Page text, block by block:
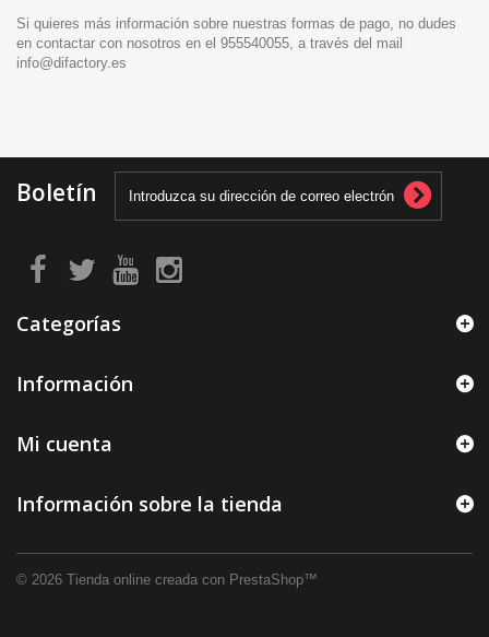
Si quieres más información sobre nuestras formas de pago, no dudes
en contactar con nosotros en el 955540055, a través del mail
info@difactory.es
Boletín
Categorías
Información
© 2026 Tienda online creada con PrestaShop™
Mi cuenta
Información sobre la tienda